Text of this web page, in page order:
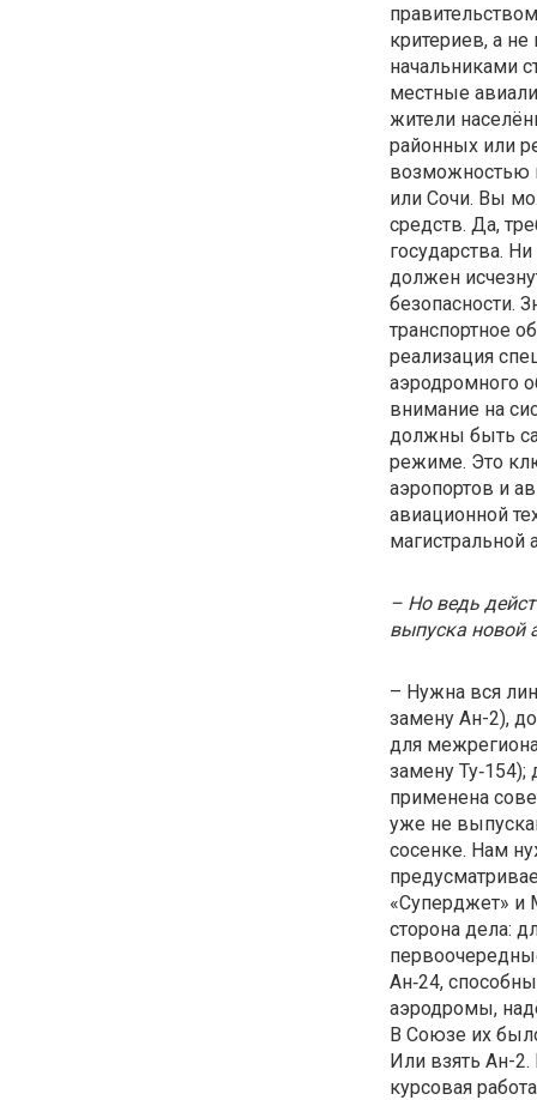
критериев, а
начальниками
местные
жители
районных или
возможностью
или Сочи. Вы
средств. Да,
государства.
должен
безопасности.
транспортное
реализация
аэродромного
внимание на
должны быть
режиме. Это
аэропортов и
авиационной
магистральной
– Но ведь
выпуска новой
– Нужна вся
замену Ан-2),
для
замену
применена
уже не
сосенке. Нам
«Суперджет» и
сторона дела:
Ан‑24,
аэродромы,
В Союзе их
Или взять Ан-
курсовая